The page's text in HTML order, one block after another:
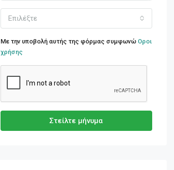
Επιλέξτε
Με την υποβολή αυτής της φόρμας συμφωνώ Οροι
χρήσης
Στείλτε μήνυμα